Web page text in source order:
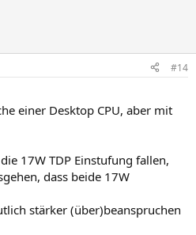
#14
einer Desktop CPU, aber mit
17W TDP Einstufung fallen,
dass beide 17W
stärker (über)beanspruchen